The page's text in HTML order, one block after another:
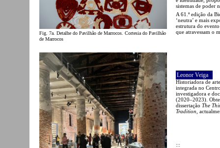
Fig. 7a. Detalhe do Pavilhão de Marrocos. Cortesia do Pavilhão
de Marrocos
sistemas de poder
A 61.ª edição da
‘neutra’ e mais
estrutura do
que atravessam o
Leonor Veiga
Historiadora de
integrada no
investigadora e
(2020–2023).
dissertação The
Tradition ,
:::